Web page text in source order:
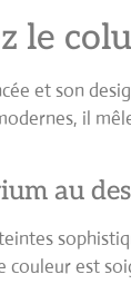
le
et son
il
au
couleur est